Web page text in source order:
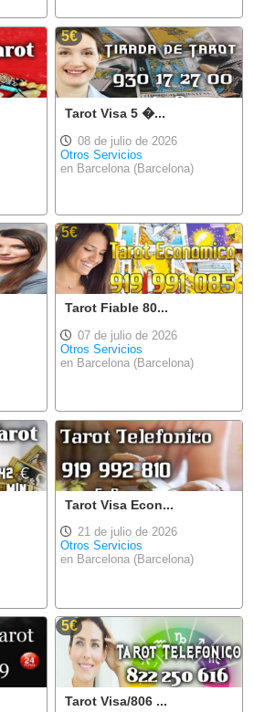
5€
Tarot Visa 5 �...
08 de julio de 2026
Otros Servicios
en Barcelona (Barcelona)
5€
Tarot Fiable 80...
07 de julio de 2026
Otros Servicios
en Barcelona (Barcelona)
Tarot Visa Econ...
21 de julio de 2026
Otros Servicios
en Barcelona (Barcelona)
5€
Tarot Visa/806 ...